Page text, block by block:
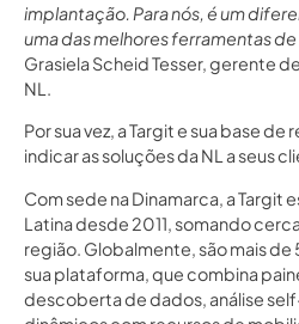
implantação. Para nós, é um
uma das melhores ferramentas de
Grasiela Scheid Tesser, gerente
NL.
Por sua vez, a Targit e sua base
indicar as soluções da NL a seus
Com sede na Dinamarca, a Targit
Latina desde 2011, somando
região. Globalmente, são mais de
sua plataforma, que combina
descoberta de dados, análise